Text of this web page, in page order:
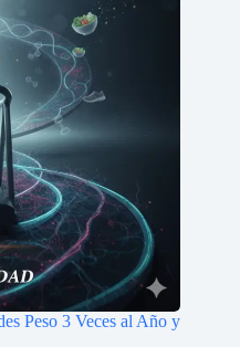
Peso 3 Veces al Año y